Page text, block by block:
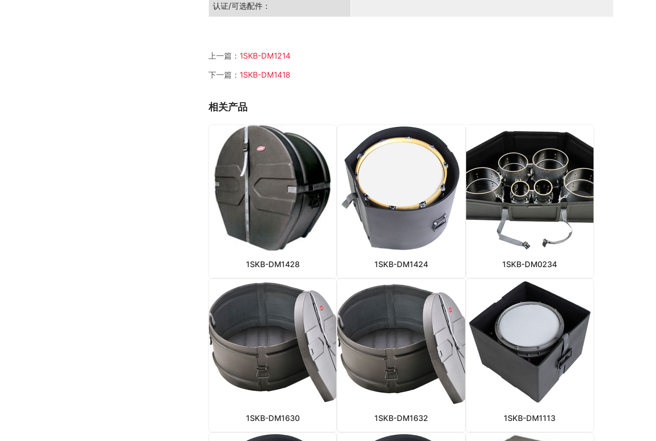
认证/可选配件：
上一篇： 1SKB-DM1214
下一篇： 1SKB-DM1418
相关产品
1SKB-DM1428 1SKB-DM1424 1SKB-DM0234
1SKB-DM1630 1SKB-DM1632 1SKB-DM1113